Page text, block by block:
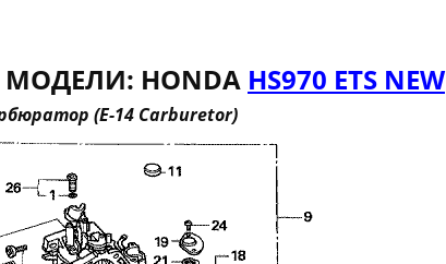
HONDA HS970 ETS NEW
(E-14 Carburetor)